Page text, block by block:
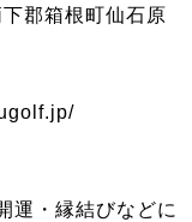
郡箱根町仙石原
運・縁結びなどに